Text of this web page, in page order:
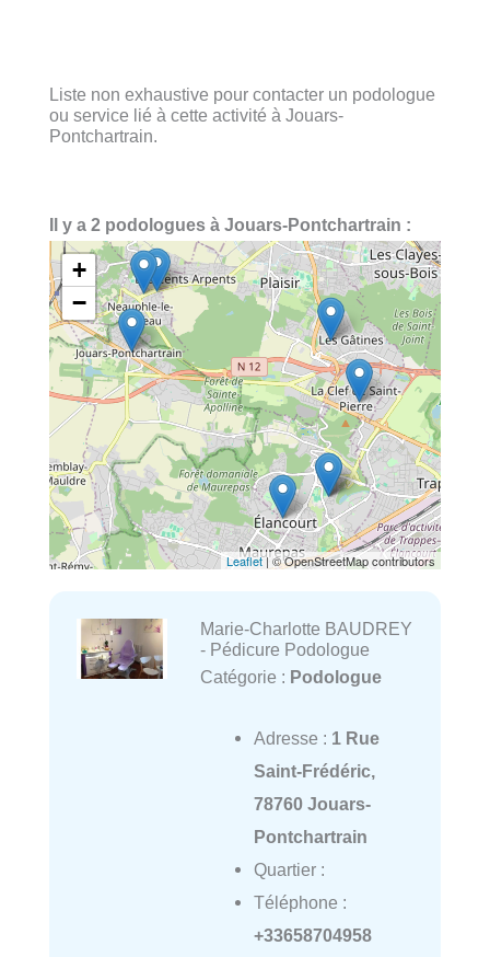
Liste non exhaustive pour contacter un podologue
ou service lié à cette activité à Jouars-
Pontchartrain.
Il y a 2 podologues à Jouars-Pontchartrain :
+
−
Leaflet| © OpenStreetMap contributors
Marie-Charlotte BAUDREY
- Pédicure Podologue
Catégorie : Podologue
Adresse : 1 Rue
Saint-Frédéric,
78760 Jouars-
Pontchartrain
Quartier :
Téléphone :
+33658704958